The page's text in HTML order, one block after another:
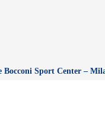
Bocconi Sport Center –